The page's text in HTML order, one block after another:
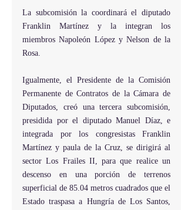
La subcomisión la coordinará el diputado
Franklin Martínez y la integran los
miembros Napoleón López y Nelson de la
Rosa.
Igualmente, el Presidente de la Comisión
Permanente de Contratos de la Cámara de
Diputados, creó una tercera subcomisión,
presidida por el diputado Manuel Díaz, e
integrada por los congresistas Franklin
Martínez y paula de la Cruz, se dirigirá al
sector Los Frailes II, para que realice un
descenso en una porción de terrenos
superficial de 85.04 metros cuadrados que el
Estado traspasa a Hungría de Los Santos,